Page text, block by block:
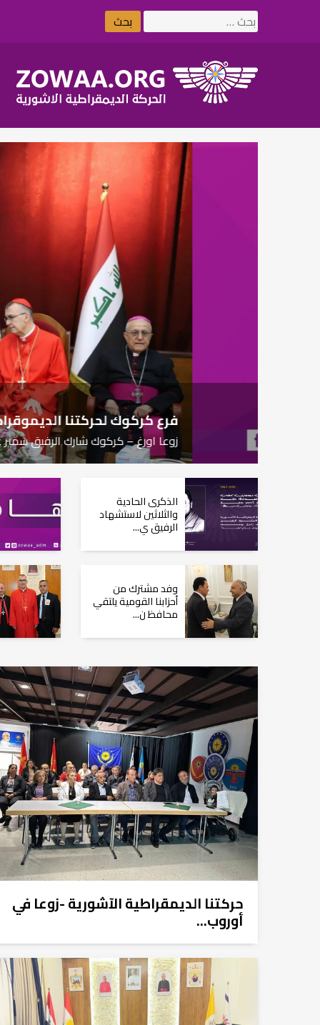
البحث
عن:
فرع كركوك لحركتنا الديموقراطية
زوعا اورغ – كركوك شارك الرفيق سمير عم...
الذكرى الحادية
والثلاثين لاستشهاد
الرفيق ي...
وفد مشترك من
أحزابنا القومية يلتقي
محافظ ن...
حركتنا الديمقراطية الآشورية -زوعا في
أوروب...